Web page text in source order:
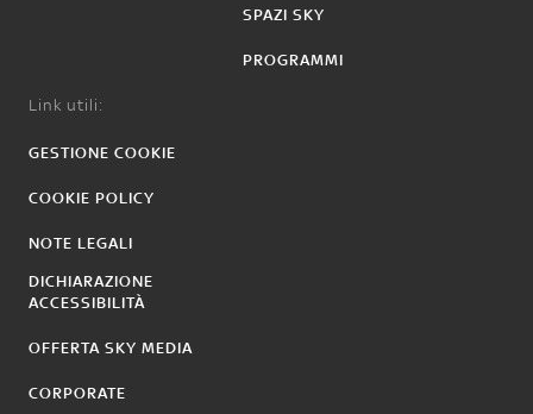
SPAZI SKY
PROGRAMMI
Link utili:
GESTIONE COOKIE
COOKIE POLICY
NOTE LEGALI
DICHIARAZIONE
ACCESSIBILITÀ
OFFERTA SKY MEDIA
CORPORATE